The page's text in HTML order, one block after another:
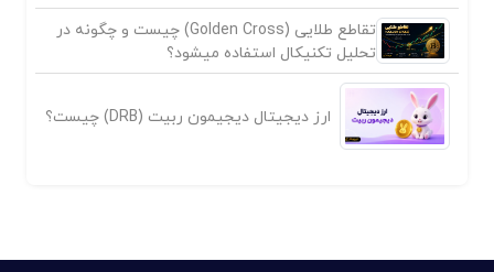
تقاطع طلایی (Golden Cross) چیست و چگونه در
تحلیل تکنیکال استفاده میشود؟
ارز دیجیتال دیجیمون ربیت (DRB) چیست؟